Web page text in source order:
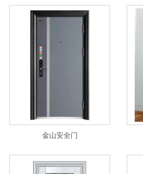
金山安全门